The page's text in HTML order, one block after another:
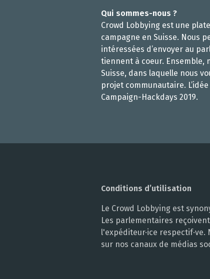
Qui sommes-nous ?
Crowd Lobbying est une
campagne en Suisse. Nous
intéressées d’envoyer au
tiennent à coeur. Ensemble,
Suisse, dans laquelle nous
projet communautaire.
Campaign-Hackdays 2019.
Conditions d’utilisation
Le Crowd Lobbying est
Les parlementaires
l'expéditeur·ice
sur nos canaux de médias